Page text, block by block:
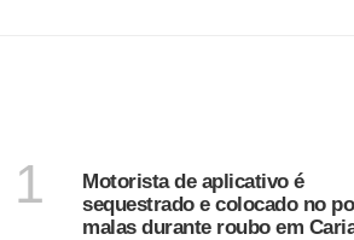
1
Motorista de aplicativo é
sequestrado e colocado no
malas durante roubo em